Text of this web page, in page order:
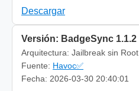
Descargar
Versión: BadgeSync 1.1.2
Arquitectura: Jailbreak sin Root
Fuente: Havoc✅
Fecha: 2026-03-30 20:40:01